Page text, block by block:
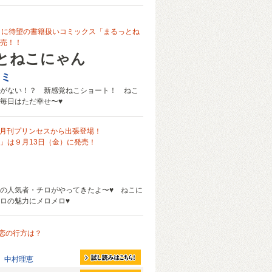
待望の書籍扱いコミックス「まるっとね
！！
ねこにゃん
がない！？ 新感覚ねこショート！ ねこ
日はただ幸せ〜♥
プリンセスから出張登場！
は９月13日（金）に発売！
人気者・チロがやってきたよ〜♥ ねこに
の魅力にメロメロ♥
の行方は？
中村理恵